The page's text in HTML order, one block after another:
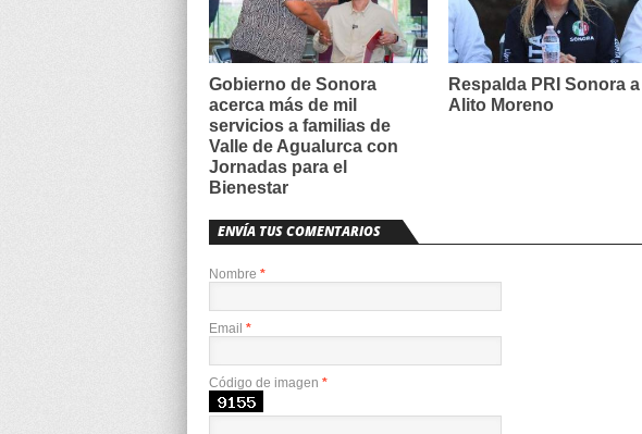
Gobierno de Sonora
acerca más de mil
servicios a familias de
Valle de Agualurca con
Jornadas para el
Bienestar
Respalda PRI Sonora a
Alito Moreno
ENVÍA TUS COMENTARIOS
Nombre *
Email *
Código de imagen *